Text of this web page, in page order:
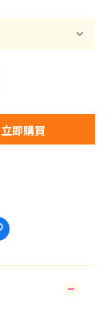
立即購買